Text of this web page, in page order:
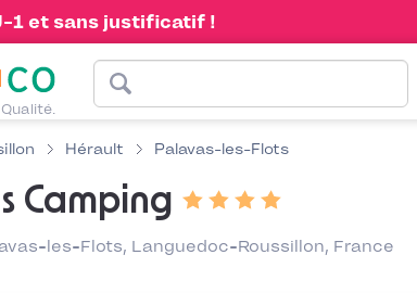
1 et sans justificatif !
Hérault Palavas-les-Flots
Camping
les-Flots, Languedoc-Roussillon, France